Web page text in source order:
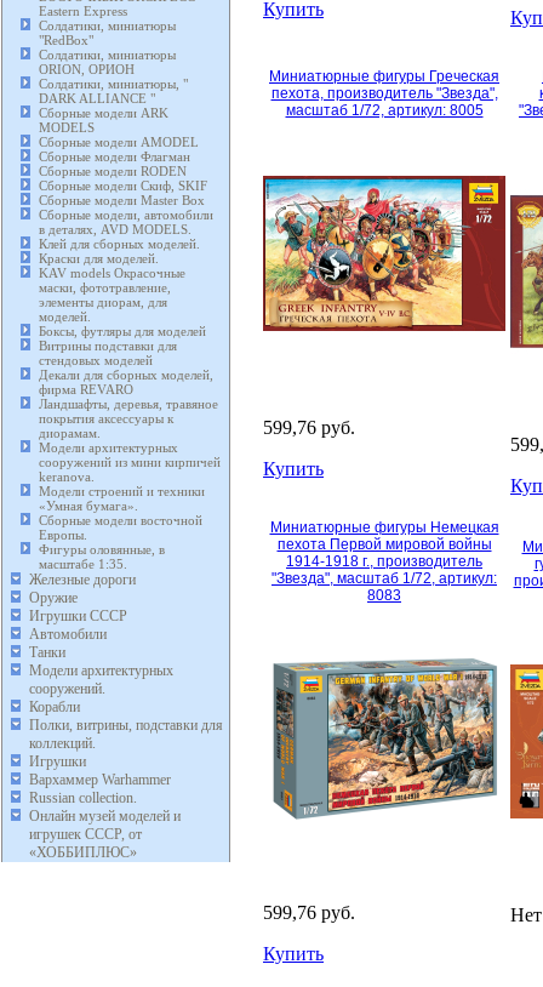
Eastern Express
Солдатики, миниатюры
"RedBox"
Солдатики, миниатюры
ORION, ОРИОН
Солдатики, миниатюры, "
DARK ALLIANCE "
Сборные модели ARK
MODELS
Сборные модели AMODEL
Сборные модели Флагман
Сборные модели RODEN
Сборные модели Скиф, SKIF
Сборные модели Master Box
Сборные модели, автомобили
в деталях, AVD MODELS.
Клей для сборных моделей.
Краски для моделей.
KAV models Окрасочные
маски, фототравление,
элементы диорам, для
моделей.
Боксы, футляры для моделей
Витрины подставки для
стендовых моделей
Декали для сборных моделей,
фирма REVARO
Ландшафты, деревья, травяное
покрытия аксессуары к
диорамам.
Модели архитектурных
сооружений из мини кирпичей
keranova.
Модели строений и техники
«Умная бумага».
Сборные модели восточной
Европы.
Фигуры оловянные, в
масштабе 1:35.
Железные дороги
Оружие
Игрушки СССР
Автомобили
Танки
Модели архитектурных
сооружений.
Корабли
Полки, витрины, подставки для
коллекций.
Игрушки
Вархаммер Warhammer
Russian collection.
Онлайн музей моделей и
игрушек СССР, от
«ХОББИПЛЮС»
Купить
Миниатюрные фигуры Греческая
пехота, производитель "Звезда",
масштаб 1/72, артикул: 8005
599,76 руб.
Купить
Миниатюрные фигуры Немецкая
пехота Первой мировой войны
1914-1918 г., производитель
"Звезда", масштаб 1/72, артикул:
8083
599,76 руб.
Купить